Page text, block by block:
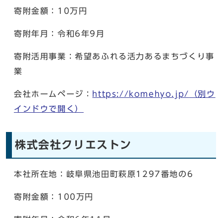
寄附金額：10万円
寄附年月：令和6年9月
寄附活用事業：希望あふれる活力あるまちづくり事
業
会社ホームページ： https://komehyo.jp/
（別ウ
インドウで開く）
株式会社クリエストン
本社所在地：岐阜県池田町萩原1297番地の6
寄附金額：100万円